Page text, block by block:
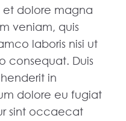
dolore magna
veniam, quis
laboris nisi ut
consequat. Duis
in
dolore eu fugiat
sint occaecat